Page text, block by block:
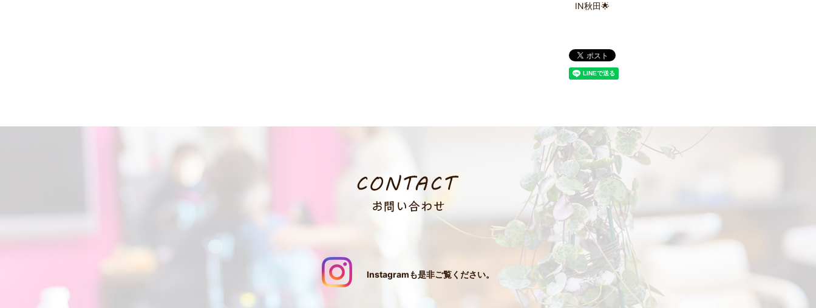
IN秋田🌟
Instagramも是非ご覧ください。